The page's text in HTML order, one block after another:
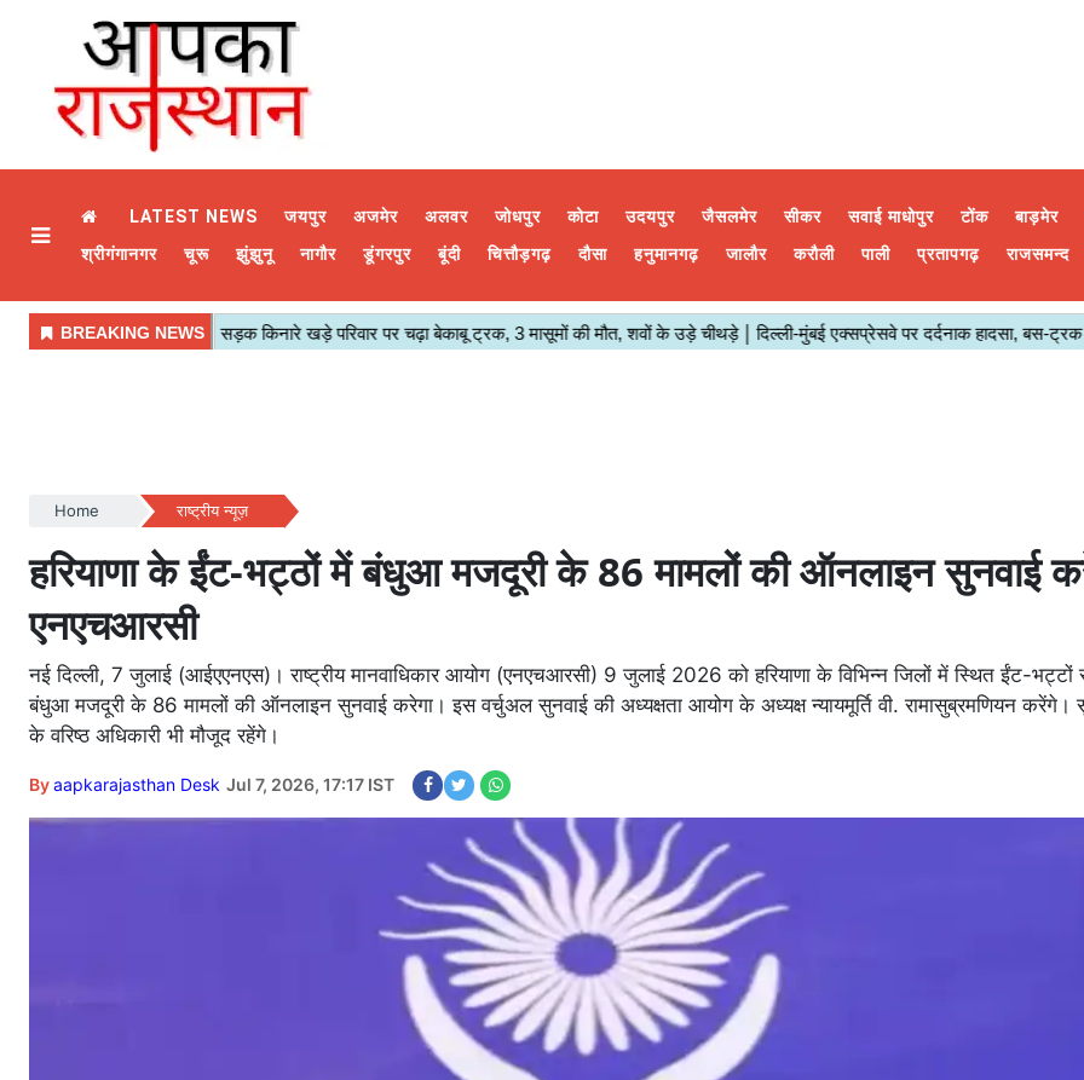
LATEST NEWS जयपुर अजमेर अलवर जोधपुर कोटा उदयपुर जैसलमेर सीकर सवाई माधोपुर टोंक बाड़मेर
श्रीगंगानगर
चूरू झुंझुनू नागौर डूंगरपुर बूंदी चित्तौड़गढ़ दौसा हनुमानगढ़ जालौर करौली पाली प्रतापगढ़ राजसमन्द
Home राष्ट्रीय न्यूज़
हरियाणा के ईंट-भट्ठों में बंधुआ मजदूरी के 86 मामलों की ऑनलाइन सुनवाई
एनएचआरसी
नई दिल्ली, 7 जुलाई (आईएएनएस)। राष्ट्रीय मानवाधिकार आयोग (एनएचआरसी) 9 जुलाई 2026 को हरियाणा के विभिन्न जिलों में स्थित ईंट-
बंधुआ मजदूरी के 86 मामलों की ऑनलाइन सुनवाई करेगा। इस वर्चुअल सुनवाई की अध्यक्षता आयोग के अध्यक्ष न्यायमूर्ति वी. रामासुब्रमणियन करेंगे।
के वरिष्ठ अधिकारी भी मौजूद रहेंगे।
Byaapkarajasthan Desk Jul 7, 2026, 17:17 IST